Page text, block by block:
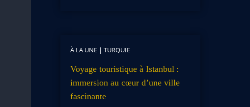
À LA UNE| TURQUIE
Voyage touristique à Istanbul :
immersion au cœur d’une ville
fascinante